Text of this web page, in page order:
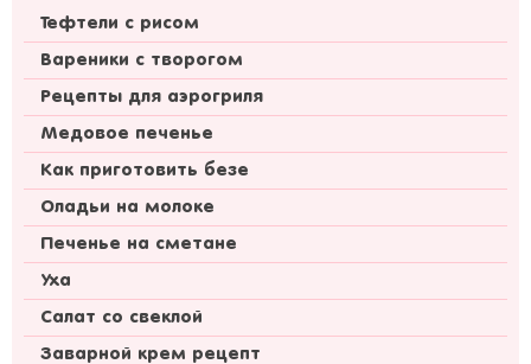
Тефтели с рисом
Вареники с творогом
Рецепты для аэрогриля
Медовое печенье
Как приготовить безе
Оладьи на молоке
Печенье на сметане
Уха
Салат со свеклой
Заварной крем рецепт